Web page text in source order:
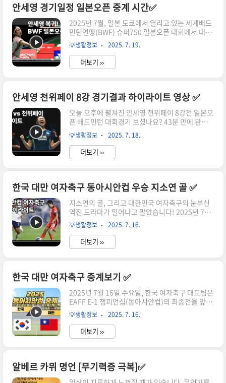
영은 이제 마지막 남은 중국오픈 우승을 향해 나아
가고 있습니다. 우리들의 영원한 '셔틀콕 여제' 안
세영 선수는 오늘 첫 경기를 시작으로 배드민턴 사
상 최초 여자단식 슈퍼슬램이라는 위대한 도전을
이뤄낼 수 있을지, 이 글을 통해 경기 일정부터 중계
정보, 우승까지의 여정까지 한눈에 확인해보세요.
안세영 경기일정 일본오픈 중계 시간✅
2025년 7월, 일본 도쿄에서 열리고 있는 세계배드
민턴연맹(BWF) 슈퍼750 일본오픈 대회에서 대한
민국 대표팀이 여자 단식과 남자 복식 부문에서 나
란히 준결승 진출이라는 쾌거를 이뤄냈습니다. 특
히 많은 분들이 기다리셨던 안세영 선수의 경기가
곧 시작될 예정이라 더욱 기대가 모아지고 있는데
시청 방법까지 상세히 알려드리겠습니다. 이제 곧
일본오픈 배드민턴 경기 중계가 시작됩니다! 바로
영상으로 박진감 넘치는 안세영 선수의 경기 영상
을 확인해보세요! 🎯 안세영 선수 – 일본오픈 여자
단식 준결승전 일정📅 경기일자: 2025년 7월 19일
(토요일)🕒 경기 시간: 오전 11시 20분 시작 (한국
시간 기..
💡생활정보 2025. 7. 19.
더보기 ››
안세영 천위페이 8강 경기결과 하이라이트 영상 ✅
오늘 오후에 펼쳐진 안세영 천위페이 8강전 일본오
픈 배드민턴 대회경기 보셨나요? 43분 만에 완성된
리벤지 매치로! 2025년 7월 18일, 도쿄 요요기 체
육관에서 안세영 선수는 환상적인 경기결과를 보여
주었습니다. 마치 복싱 챔피언의 리턴매치를 보는
듯한 이 날의 경기는 단순한 스포츠 경기를 넘어서
르오픈 8강에서 당한 유일한 패배 때문이었습니다.
그 상대는 바로 오늘의 적수, 중국의 천위페이(27,
세계랭킹 5위)였는데요. 배드민턴 팬이라면 모두
기억합니다. 안세영은 올 시즌 무패로 질주하다가
그 경기에서 뜻밖의 고배를 마셨습니다. 그날 이후,
팬들의 마음속엔 단 하나의 그림이 그려졌습니다:
“안세영 ..
💡생활정보 2025. 7. 18.
더보기 ››
한국 대만 여자축구 동아시안컵 우승 지소연 골 ✅
지소연의 골, 그리고 대한민국 여자축구의 눈부신
역전 드라마가 일어나고 말았습니다! 2025년 7월
16일, 대한민국 여자축구 대표팀이 드디어 우승컵
을 들게 되었습니다. 수원월드컵경기장에서 열린
2025 EAFF E-1 챔피언십(동아시안컵) 여자부 최
종전에서 대한민국은 대만을 2-0으로 꺾고, 20년
에서는 대한민국과 대만이 펼친 2025 동아시안컵
최종전의 경기 결과와 주요 장면을 분석하고, 20년
동안 대표팀의 중심에서 버텨온 지소연 선수의 상
징적 골과 감동적인 우승 이야기, 그리고 이번 대회
를 통해 확인된 한국 여자축구 대표팀의 변화와 미
래에 대해 함께 살펴보겠습니다. 🎥 2025 동아시
안컵 여자축구 ..
💡생활정보 2025. 7. 16.
더보기 ››
한국 대만 여자축구 중계보기 ✅
2025년 7월 16일 수요일, 한국 여자축구 대표팀은
EAFF E-1 챔피언십(동아시안컵)의 최종전을 앞두
고 있습니다. 경기는 오늘 저녁 7시 30분, 수원월드
컵경기장에서 펼쳐지며, 상대는 국제축구연맹
(FIFA) 랭킹 44위의 대만입니다. 무엇보다도 이번
경기는 단순한 친선경기가 아닌, "우승이 걸린 경
만을 이기기만 하면 동아시안컵 정상에 오를 수 있
게 되었기 때문입니다. (여자축구가 동아시안컵 우
💡생활정보 2025. 7. 16.
더보기 ››
알베르 카뮈 명언 [무기력증 극복]✅